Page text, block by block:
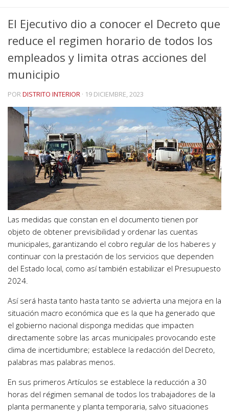
El Ejecutivo dio a conocer el Decreto que
reduce el regimen horario de todos los
empleados y limita otras acciones del
municipio
PORDISTRITO INTERIOR · 19 DICIEMBRE, 2023
Las medidas que constan en el documento tienen por
objeto de obtener previsibilidad y ordenar las cuentas
municipales, garantizando el cobro regular de los haberes y
continuar con la prestación de los servicios que dependen
del Estado local, como así también estabilizar el Presupuesto
2024.
Así será hasta tanto hasta tanto se advierta una mejora en la
situación macro económica que es la que ha generado que
el gobierno nacional disponga medidas que impacten
directamente sobre las arcas municipales provocando este
clima de incertidumbre; establece la redacción del Decreto,
palabras mas palabras menos.
En sus primeros Artículos se establece la reducción a 30
horas del régimen semanal de todos los trabajadores de la
planta permanente y planta temporaria, salvo situaciones